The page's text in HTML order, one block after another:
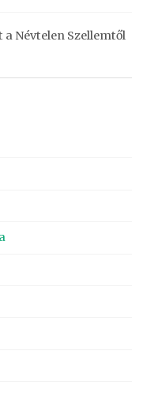
Névtelen Szellemtől